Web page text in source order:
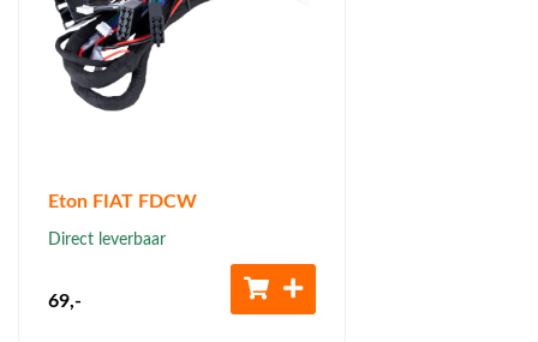
Eton FIAT FDCW
Direct leverbaar
69,-